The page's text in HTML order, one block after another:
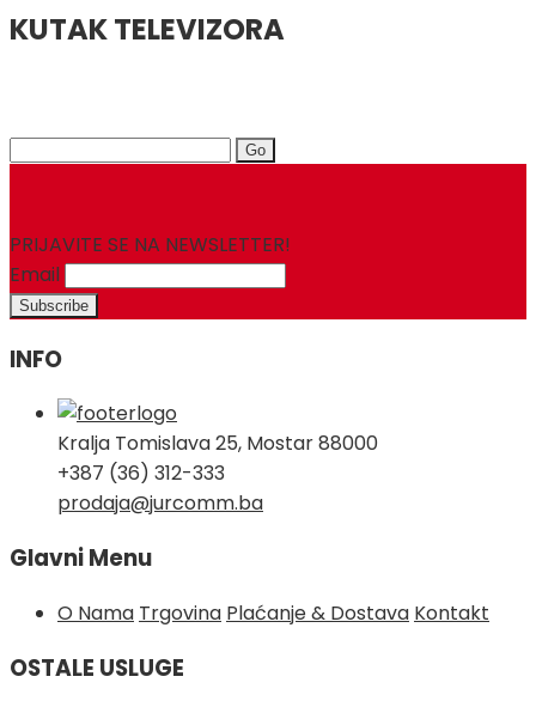
KUTAK TELEVIZORA
Search
PRIJAVITE SE NA NEWSLETTER!
Email
INFO
Kralja Tomislava 25, Mostar 88000
+387 (36) 312-333
prodaja@jurcomm.ba
Glavni Menu
O Nama Trgovina Plaćanje & Dostava Kontakt
OSTALE USLUGE